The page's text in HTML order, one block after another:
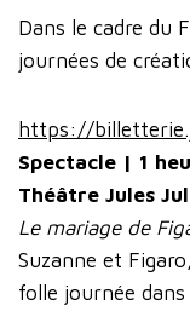
Dans le cadre du
journées de
https://
Spectacle | 1
Théâtre Jules
Le mariage de
Suzanne et
folle journée dans